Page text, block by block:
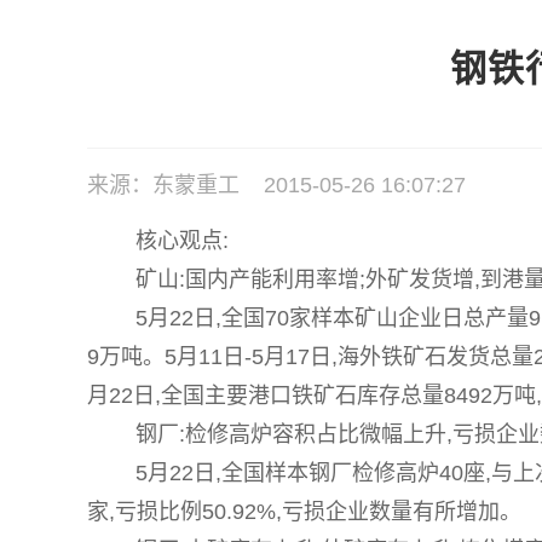
钢铁
来源：东蒙重工 2015-05-26 16:07:27
核心观点:
矿山:国内产能利用率增;外矿发货增,到港
5月22日,全国70家样本矿山企业日总产量
9万吨。5月11日-5月17日,海外铁矿石发货总
月22日,全国主要港口铁矿石库存总量8492万
钢厂:检修高炉容积占比微幅上升,亏损企业
5月22日,全国样本钢厂检修高炉40座,与上
家,亏损比例50.92%,亏损企业数量有所增加。